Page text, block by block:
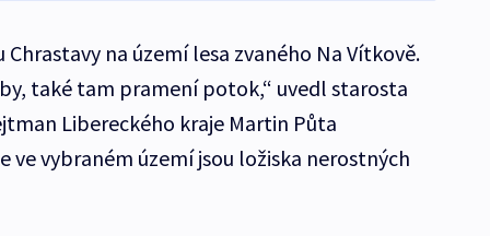
na území lesa zvaného Na Vítkově.
také tam pramení potok,“ uvedl starosta
Libereckého kraje Martin Půta
ve vybraném území jsou ložiska nerostných